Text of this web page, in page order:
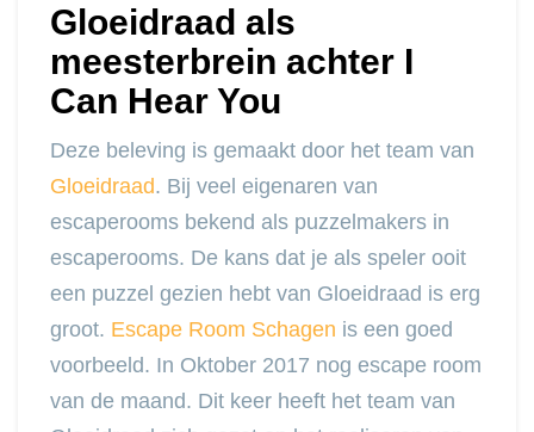
Gloeidraad als
meesterbrein achter I
Can Hear You
Deze beleving is gemaakt door het team van
Gloeidraad. Bij veel eigenaren van
escaperooms bekend als puzzelmakers in
escaperooms. De kans dat je als speler ooit
een puzzel gezien hebt van Gloeidraad is erg
groot. Escape Room Schagen is een goed
voorbeeld. In Oktober 2017 nog escape room
van de maand. Dit keer heeft het team van